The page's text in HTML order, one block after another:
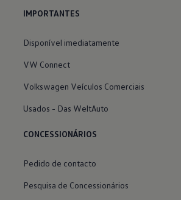
IMPORTANTES
Disponível imediatamente
VW Connect
Volkswagen Veículos Comerciais
Usados - Das WeltAuto
CONCESSIONÁRIOS
Pedido de contacto
Pesquisa de Concessionários